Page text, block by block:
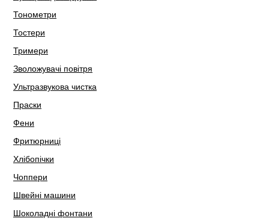
Тонометри
Тостери
Тримери
Зволожувачі повітря
Ультразвукова чистка
Праски
Фени
Фритюрниці
Хлібопічки
Чоппери
Швейні машини
Шоколадні фонтани